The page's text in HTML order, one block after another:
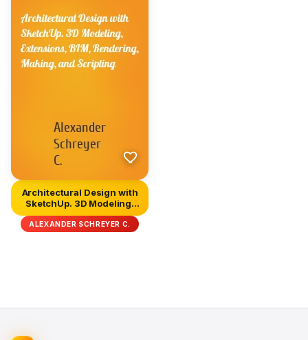
Architectural Design with
SketchUp. 3D Modeling,
E...
ALEXANDER SCHREYER C.